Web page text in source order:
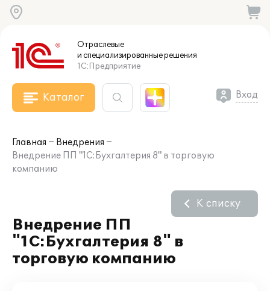
Отраслевые
и специализированныерешения
1С:Предприятие
Каталог Вход
Главная
Внедрения
Внедрение ПП "1С:Бухгалтерия 8" в торговую
компанию
Внедрение ПП
"1С:Бухгалтерия 8" в
торговую компанию
К списку